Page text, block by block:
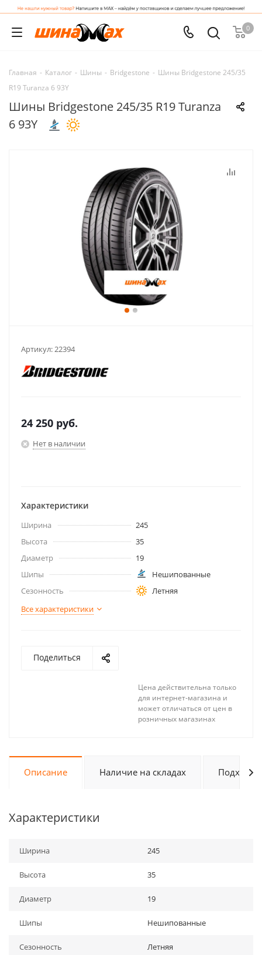
0
Главная - Каталог - Шины - Bridgestone - Шины Bridgestone 245/35
R19 Turanza 6 93Y
Шины Bridgestone 245/35 R19 Turanza
6 93Y
Артикул:22394
24 250 руб.
Нет в наличии
Характеристики
Ширина
245
Высота
35
Диаметр
19
Шипы
Нешипованные
Сезонность
Летняя
Все характеристики
Поделиться
Цена действительна только
для интернет-магазина и
может отличаться от цен в
розничных магазинах
Описание Наличие на складах Подходит
Характеристики
Ширина 245
Высота 35
Диаметр 19
Шипы Нешипованные
Сезонность Летняя